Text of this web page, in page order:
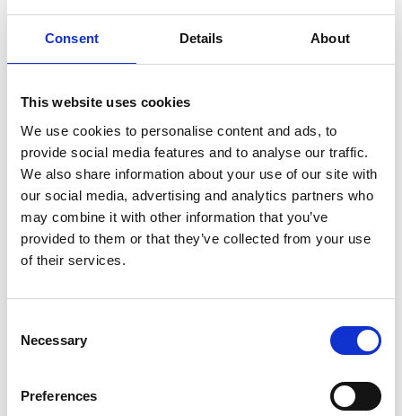
Consent Details About
This website uses cookies
We use cookies to personalise content and ads, to
provide social media features and to analyse our traffic.
We also share information about your use of our site with
our social media, advertising and analytics partners who
may combine it with other information that you’ve
provided to them or that they’ve collected from your use
of their services.
Selection
Necessary
Preferences
In winkelwagen
De-Tail Runderkophuidplaten
3-Pack
Op voorraad
Voor 15:00 besteld,
In winkelwagen